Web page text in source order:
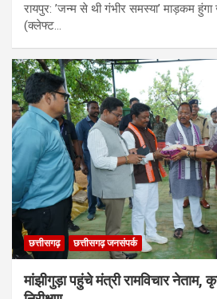
रायपुर: ’जन्म से थी गंभीर समस्या’ माड़कम
(क्लेफ्ट…
छत्तीसगढ़ छत्तीसगढ़ जनसंपर्क
मांझीगुड़ा पहुंचे मंत्री रामविचार नेताम,